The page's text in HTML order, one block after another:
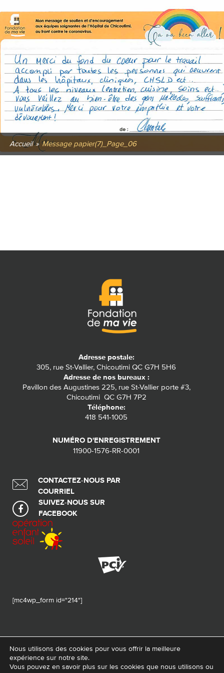
Accueil » Message papier(7)_Page_06
Adresse postale:
305, rue St-Vallier, Chicoutimi QC G7H 5H6
Adresse de nos bureaux :
Pavillon des Augustines 225, rue St-Vallier porte #3,
Chicoutimi QC G7H 7P2
Téléphone:
418 541-1005
NUMÉRO D'ENREGISTREMENT
11900-1576-RR-0001
CONTACTEZ-NOUS PAR
COURRIEL
SUIVEZ-NOUS SUR
FACEBOOK
[mc4wp_form id="214"]
© 2026 Tous droits réservés - Fondation de ma vie – Pour la santé de la
Nous utilisons des cookies pour vous offrir la meilleure
expérience sur notre site.
Vous pouvez en savoir plus sur les cookies que nous utilisons ou